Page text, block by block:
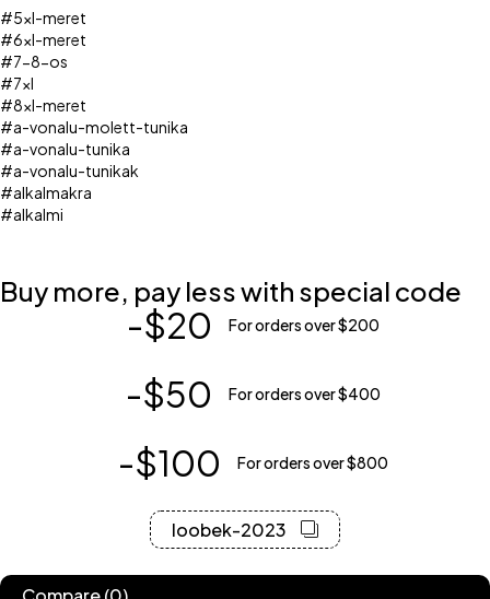
#5xl-meret
#6xl-meret
#7-8-os
#7xl
#8xl-meret
#a-vonalu-molett-tunika
#a-vonalu-tunika
#a-vonalu-tunikak
#alkalmakra
#alkalmi
Buy more, pay less with special code
-$20 For orders over $200
-$50 For orders over $400
-$100 For orders over $800
loobek-2023